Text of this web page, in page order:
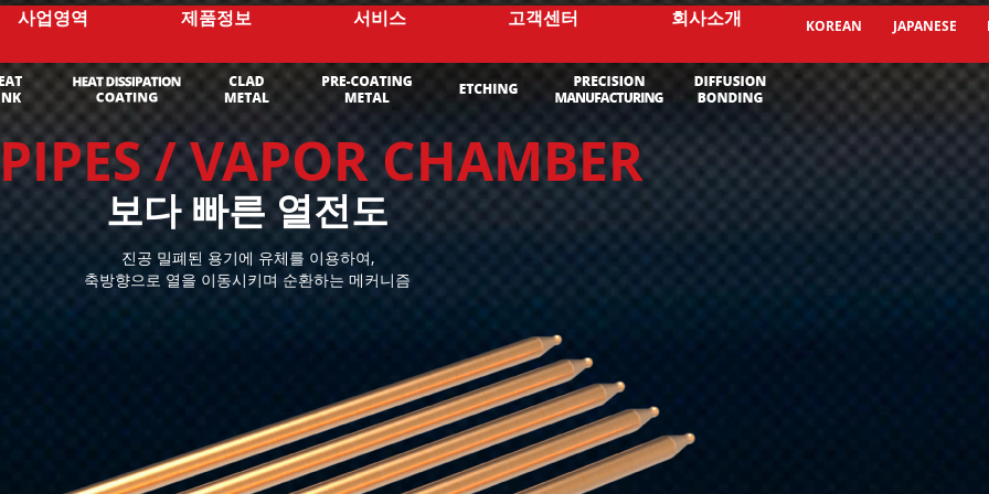
KOREAN JAPANESE
사업영역 제품정보 서비스 고객센터 회사소개
/ VAPOR CHAMBER
보다 빠른 열전도
진공 밀폐된 용기에 유체를 이용하여,
축방향으로 열을 이동시키며 순환하는 메커니즘